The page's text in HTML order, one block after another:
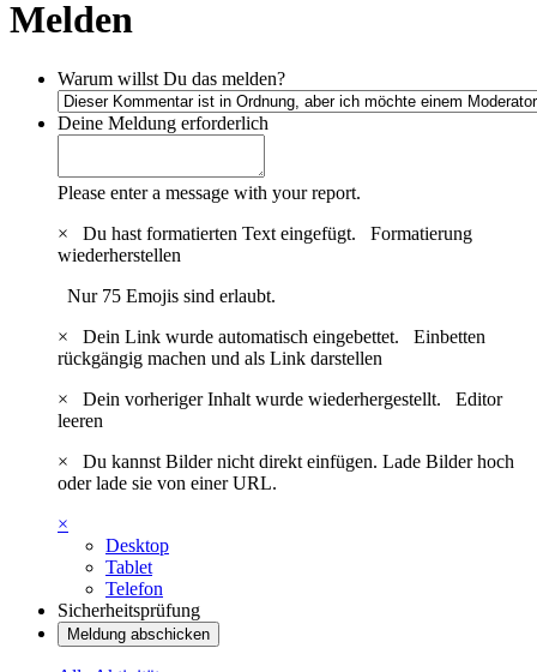
Melden
Warum willst Du das melden?
Deine Meldung erforderlich
Please enter a message with your report.
×
Du hast formatierten Text eingefügt. Formatierung
wiederherstellen
Nur 75 Emojis sind erlaubt.
×
Dein Link wurde automatisch eingebettet. Einbetten
rückgängig machen und als Link darstellen
×
Dein vorheriger Inhalt wurde wiederhergestellt. Editor
leeren
×
Du kannst Bilder nicht direkt einfügen. Lade Bilder hoch
oder lade sie von einer URL.
×
Desktop
Tablet
Telefon
Sicherheitsprüfung
Meldung abschicken